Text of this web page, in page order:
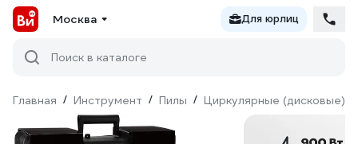
Москва Для юрлиц
Поиск в каталоге
Главная / Инструмент / Пилы / Циркулярные (дисковые)